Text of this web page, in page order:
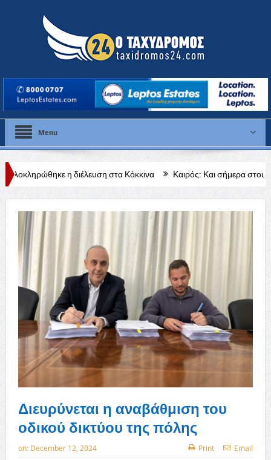
Menu
διέλευση στα Κόκκινα Καιρός: Και σήμερα στου 40 βαθμούς το
Διευρύνεται η αναβάθμιση του
οδικού δικτύου της πόλης
on: December 12, 2024 Print Email